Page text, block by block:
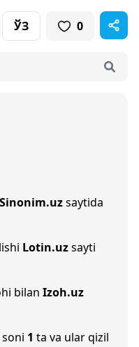
ЎЗ 0
Sinonim.uzsaytida
Lotin.uzsayti
bilan Izoh.uz
1 ta va ular qizil